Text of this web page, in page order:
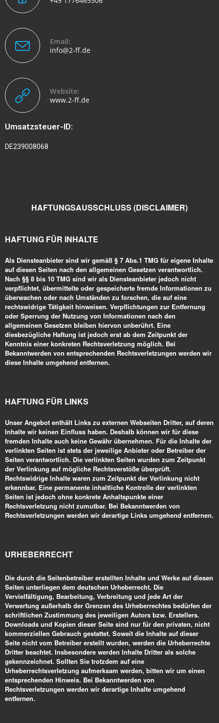
Email:
info@2-ff.de
Website:
www.2-ff.de
Umsatzsteuer-ID:
DE239008068
HAFTUNGSAUSSCHLUSS (DISCLAIMER)
HAFTUNG FÜR INHALTE
Als Diensteanbieter sind wir gemäß § 7 Abs.1 TMG für eigene Inhalte
auf diesen Seiten nach den allgemeinen Gesetzen verantwortlich.
Nach §§ 8 bis 10 TMG sind wir als Diensteanbieter jedoch nicht
verpflichtet, übermittelte oder gespeicherte fremde Informationen zu
überwachen oder nach Umständen zu forschen, die auf eine
rechtswidrige Tätigkeit hinweisen. Verpflichtungen zur Entfernung
oder Sperrung der Nutzung von Informationen nach den
allgemeinen Gesetzen bleiben hiervon unberührt. Eine
diesbezügliche Haftung ist jedoch erst ab dem Zeitpunkt der
Kenntnis einer konkreten Rechtsverletzung möglich. Bei
Bekanntwerden von entsprechenden Rechtsverletzungen werden wir
diese Inhalte umgehend entfernen.
HAFTUNG FÜR LINKS
Unser Angebot enthält Links zu externen Webseiten Dritter, auf deren
Inhalte wir keinen Einfluss haben. Deshalb können wir für diese
fremden Inhalte auch keine Gewähr übernehmen. Für die Inhalte der
verlinkten Seiten ist stets der jeweilige Anbieter oder Betreiber der
Seiten verantwortlich. Die verlinkten Seiten wurden zum Zeitpunkt
der Verlinkung auf mögliche Rechtsverstöße überprüft.
Rechtswidrige Inhalte waren zum Zeitpunkt der Verlinkung nicht
erkennbar. Eine permanente inhaltliche Kontrolle der verlinkten
Seiten ist jedoch ohne konkrete Anhaltspunkte einer
Rechtsverletzung nicht zumutbar. Bei Bekanntwerden von
Rechtsverletzungen werden wir derartige Links umgehend entfernen.
URHEBERRECHT
Die durch die Seitenbetreiber erstellten Inhalte und Werke auf diesen
Seiten unterliegen dem deutschen Urheberrecht. Die
Vervielfältigung, Bearbeitung, Verbreitung und jede Art der
Verwertung außerhalb der Grenzen des Urheberrechtes bedürfen der
schriftlichen Zustimmung des jeweiligen Autors bzw. Erstellers.
Downloads und Kopien dieser Seite sind nur für den privaten, nicht
kommerziellen Gebrauch gestattet. Soweit die Inhalte auf dieser
Seite nicht vom Betreiber erstellt wurden, werden die Urheberrechte
Dritter beachtet. Insbesondere werden Inhalte Dritter als solche
gekennzeichnet. Sollten Sie trotzdem auf eine
Urheberrechtsverletzung aufmerksam werden, bitten wir um einen
entsprechenden Hinweis. Bei Bekanntwerden von
Rechtsverletzungen werden wir derartige Inhalte umgehend
entfernen.